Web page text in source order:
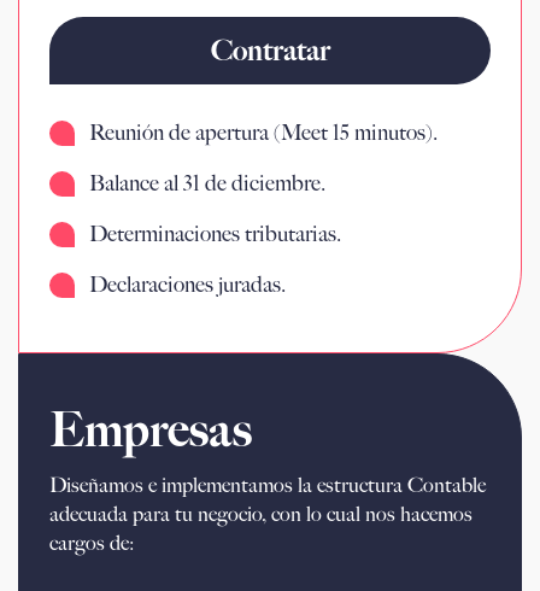
Contratar
Reunión de apertura (Meet 15 minutos).
Balance al 31 de diciembre.
Determinaciones tributarias.
Declaraciones juradas.
Empresas
Diseñamos e implementamos la estructura Contable
adecuada para tu negocio, con lo cual nos hacemos
cargos de: